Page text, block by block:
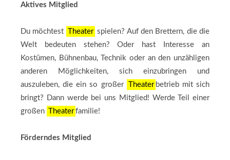
Aktives Mitglied
Du möchtest Theater spielen? Auf den Brettern, die die
Welt bedeuten stehen? Oder hast Interesse an
Kostümen, Bühnenbau, Technik oder an den unzähligen
anderen Möglichkeiten, sich einzubringen und
auszuleben, die ein so großer
Theater betrieb mit sich
bringt? Dann werde bei uns Mitglied! Werde Teil einer
großen
Theater familie!
Förderndes Mitglied